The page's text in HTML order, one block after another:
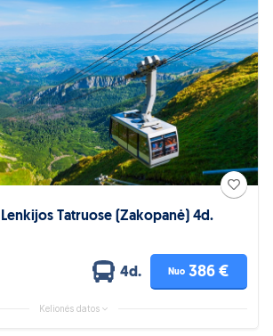
Tatruose (Zakopanė) 4d.
4d. Nuo 386 €
Kelionės datos